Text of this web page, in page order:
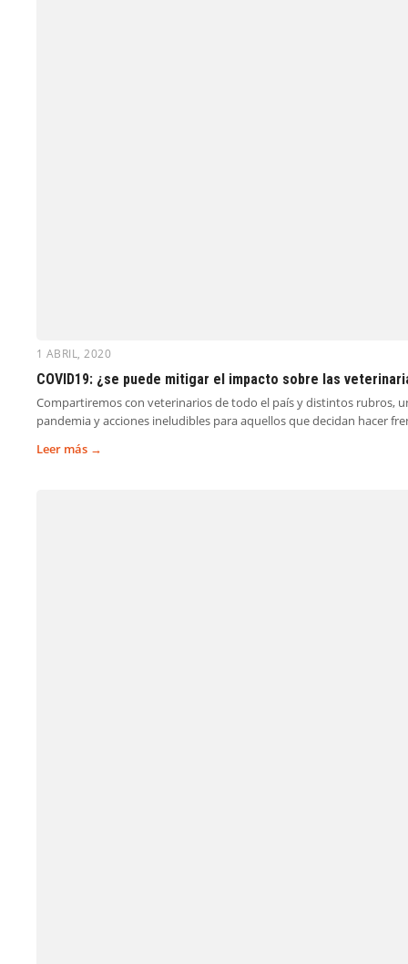
1 ABRIL, 2020
COVID19: ¿se puede mitigar el impacto sobre las
Compartiremos con veterinarios de todo el país y distintos rubros,
pandemia y acciones ineludibles para aquellos que decidan hacer
Leer más →